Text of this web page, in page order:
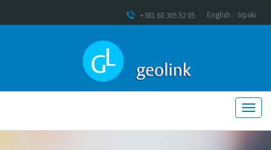
+381 60 305 52 05 English / Srpski